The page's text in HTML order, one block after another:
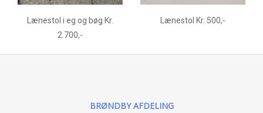
Lænestol i eg og bøg Kr.
2.700,-
Lænestol Kr. 500,-
BRØNDBY AFDELING